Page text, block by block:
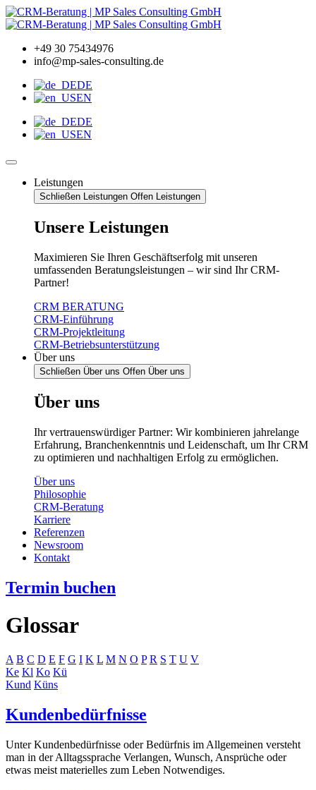
Zum
Inhalt
+49 30 75434976
info@mp-sales-consulting.de
DE
EN
DE
EN
Leistungen
Schließen Leistungen Offen Leistungen
Unsere Leistungen
Maximieren Sie Ihren Geschäftserfolg mit unseren
umfassenden Beratungsleistungen – wir sind Ihr CRM-
Partner!
CRM BERATUNG
CRM-Einführung
CRM-Projektleitung
CRM-Betriebsunterstützung
Über uns
Schließen Über uns Offen Über uns
Über uns
Ihr vertrauenswürdiger Partner: Wir kombinieren jahrelange
Erfahrung, Branchenkenntnis und Leidenschaft, um Ihr CRM
zu optimieren und nachhaltigen Erfolg zu ermöglichen.
Über uns
Philosophie
CRM-Beratung
Karriere
Referenzen
Newsroom
Kontakt
Termin buchen
Glossar
A B C D E F G I K L M N O P R S T U V
Ke Kl Ko Kü
Kund Küns
Kundenbedürfnisse
Unter Kundenbedürfnisse oder Bedürfnis im Allgemeinen versteht
man in der Alltagssprache Verlangen, Wunsch, Ansprüche oder
etwas meist materielles zum Leben Notwendiges.